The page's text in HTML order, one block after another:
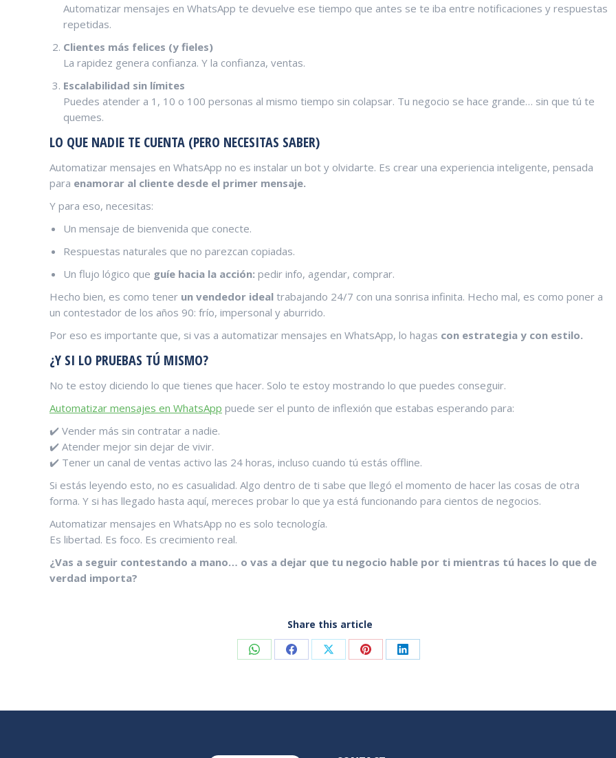
Automatizar mensajes en WhatsApp te devuelve ese tiempo que antes se te iba entre notificaciones y respuestas
repetidas.
Clientes más felices (y fieles)
La rapidez genera confianza. Y la confianza, ventas.
Escalabilidad sin límites
Puedes atender a 1, 10 o 100 personas al mismo tiempo sin colapsar. Tu negocio se hace grande… sin que tú te
quemes.
LO QUE NADIE TE CUENTA (PERO NECESITAS SABER)
Automatizar mensajes en WhatsApp no es instalar un bot y olvidarte. Es crear una experiencia inteligente, pensada
para enamorar al cliente desde el primer mensaje.
Y para eso, necesitas:
Un mensaje de bienvenida que conecte.
Respuestas naturales que no parezcan copiadas.
Un flujo lógico que guíe hacia la acción: pedir info, agendar, comprar.
Hecho bien, es como tener un vendedor ideal trabajando 24/7 con una sonrisa infinita. Hecho mal, es como poner a
un contestador de los años 90: frío, impersonal y aburrido.
Por eso es importante que, si vas a automatizar mensajes en WhatsApp, lo hagas con estrategia y con estilo.
¿Y SI LO PRUEBAS TÚ MISMO?
No te estoy diciendo lo que tienes que hacer. Solo te estoy mostrando lo que puedes conseguir.
Automatizar mensajes en WhatsApp puede ser el punto de inflexión que estabas esperando para:
✔️ Vender más sin contratar a nadie.
✔️ Atender mejor sin dejar de vivir.
✔️ Tener un canal de ventas activo las 24 horas, incluso cuando tú estás offline.
Si estás leyendo esto, no es casualidad. Algo dentro de ti sabe que llegó el momento de hacer las cosas de otra
forma. Y si has llegado hasta aquí, mereces probar lo que ya está funcionando para cientos de negocios.
Automatizar mensajes en WhatsApp no es solo tecnología.
Es libertad. Es foco. Es crecimiento real.
¿Vas a seguir contestando a mano… o vas a dejar que tu negocio hable por ti mientras tú haces lo que de
verdad importa?
Share this article
Share Share Share Share Share